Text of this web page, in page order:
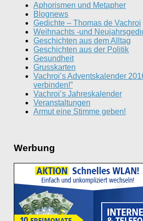
Aphorismen und Metapher
Blognews
Gedichte – Thomas de Vachroi
Weihnachts -und
Geschichten aus dem Alltag
Geschichten aus der Politik
Gesundheit
Grusskarten
Vachroi’s Adventskalender
verbinden!”
Vachroi’s Jahreskalender
Veranstaltungen
Armut eine Stimme geben!
Werbung